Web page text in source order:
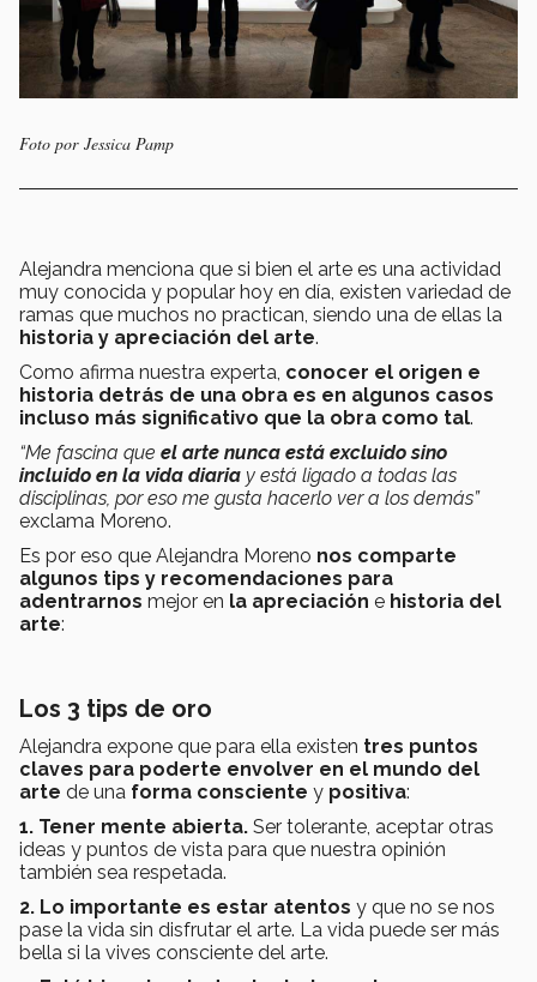
Foto por Jessica Pamp
Alejandra menciona que si bien el arte es una actividad
muy conocida y popular hoy en día, existen variedad de
ramas que muchos no practican, siendo una de ellas la
historia y apreciación del arte.
Como afirma nuestra experta, conocer el origen e
historia detrás de una obra es en algunos casos
incluso más significativo que la obra como tal.
“Me fascina que el arte nunca está excluido sino
incluido en la vida diaria y está ligado a todas las
disciplinas, por eso me gusta hacerlo ver a los demás”
exclama Moreno.
Es por eso que Alejandra Moreno nos comparte
algunos tips y recomendaciones para
adentrarnos mejor en la apreciación e historia del
arte:
Los 3 tips de oro
Alejandra expone que para ella existen tres puntos
claves para poderte envolver en el mundo del
arte de una forma consciente y positiva:
1. Tener mente abierta. Ser tolerante, aceptar otras
ideas y puntos de vista para que nuestra opinión
también sea respetada.
2. Lo importante es estar atentos y que no se nos
pase la vida sin disfrutar el arte. La vida puede ser más
bella si la vives consciente del arte.